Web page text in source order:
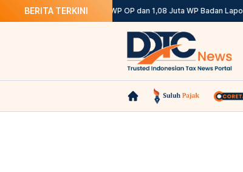
BERITA TERKINI
DJP: 12,12 Juta WP OP dan 1,08 Juta WP Badan Lapor